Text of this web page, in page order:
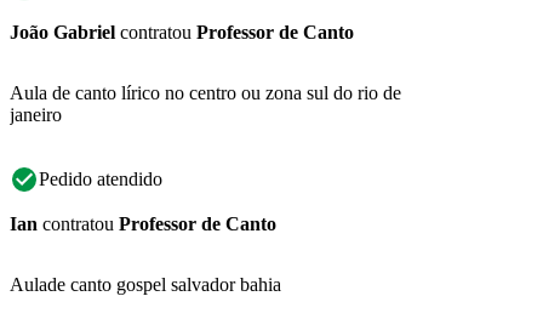
João Gabriel contratou Professor de Canto
Aula de canto lírico no centro ou zona sul do rio de
janeiro
Pedido atendido
Ian contratou Professor de Canto
Aulade canto gospel salvador bahia